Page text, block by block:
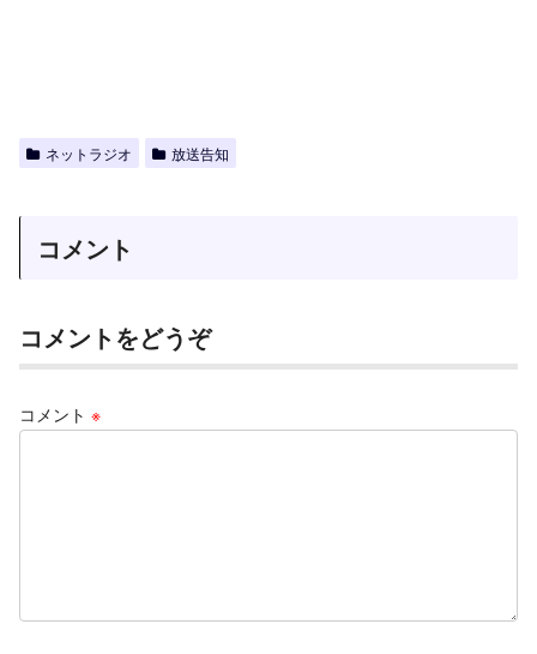
ネットラジオ 放送告知
コメント
コメントをどうぞ
コメント ※